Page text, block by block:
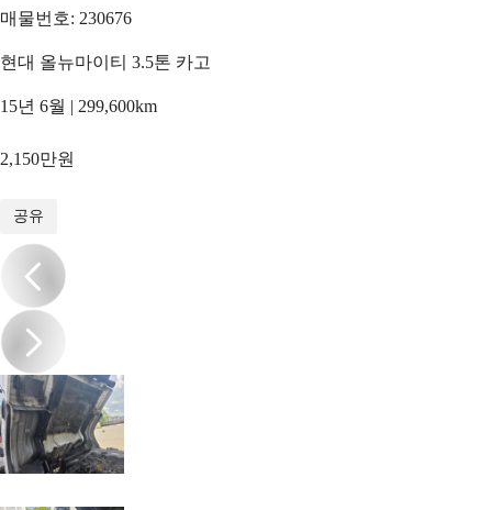
매물번호: 230676
현대 올뉴마이티 3.5톤 카고
15년 6월 | 299,600km
2,150만원
공유
/20